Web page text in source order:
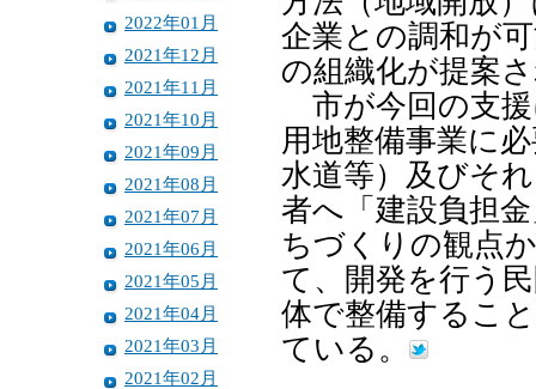
2022年01月
2021年12月
2021年11月
2021年10月
2021年09月
2021年08月
2021年07月
2021年06月
2021年05月
2021年04月
2021年03月
2021年02月
企業との調和が
の組織化が提案
市が今回の支援
用地整備事業に
水道等）及びそ
者へ「建設負担
ちづくりの観点
て、開発を行う
体で整備するこ
ている。